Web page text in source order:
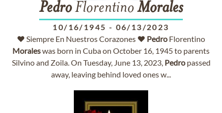
PedroFlorentino Morales
10/16/1945 - 06/13/2023
♥ Siempre En Nuestros Corazones ♥ Pedro Florentino
Moraleswas born in Cuba on October 16, 1945 to parents
Silvino and Zoila. On Tuesday, June 13, 2023, Pedropassed
away, leaving behind loved ones w...